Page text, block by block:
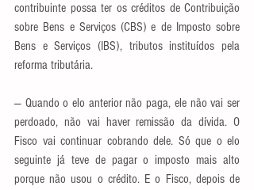
contribuinte possa ter os créditos de Contribuição
sobre Bens e Serviços (CBS) e de Imposto sobre
Bens e Serviços (IBS), tributos instituídos pela
reforma tributária.
— Quando o elo anterior não paga, ele não vai ser
perdoado, não vai haver remissão da dívida. O
Fisco vai continuar cobrando dele. Só que o elo
seguinte já teve de pagar o imposto mais alto
porque não usou o crédito. E o Fisco, depois de